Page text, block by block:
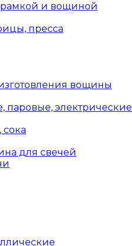
рамкой и вощиной
пресса
вощины
паровые, электрические
для свечей